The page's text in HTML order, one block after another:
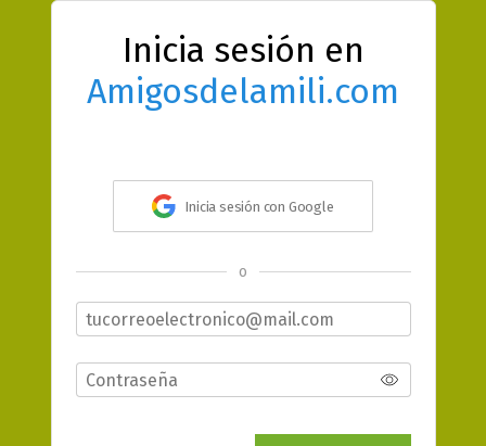
Inicia sesión en
Amigosdelamili.com
Inicia sesión con Google
o